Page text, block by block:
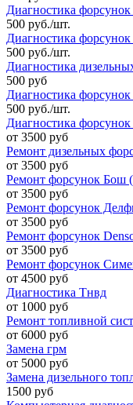
Диагностика форсунок
500 руб./шт.
Диагностика
500 руб./шт.
Диагностика
500 руб
Диагностика
500 руб./шт.
Диагностика
от 3500 руб
Ремонт дизельных
от 3500 руб
Ремонт форсунок Бош
от 3500 руб
Ремонт форсунок
от 3500 руб
Ремонт форсунок
от 3500 руб
Ремонт форсунок
от 4500 руб
Диагностика Тнвд
от 1000 руб
Ремонт топливной
от 6000 руб
Замена грм
от 5000 руб
Замена дизельного
1500 руб